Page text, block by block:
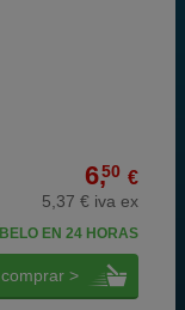
6,50 €
5,37 € iva ex
EN 24 HORAS
comprar >